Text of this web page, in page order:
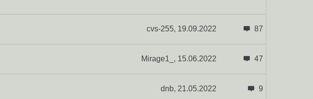
87
cvs-255, 19.09.2022
47
Mirage1_, 15.06.2022
9
dnb, 21.05.2022